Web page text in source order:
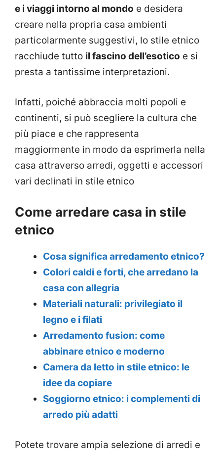
e i viaggi intorno al mondo e desidera
creare nella propria casa ambienti
particolarmente suggestivi, lo stile etnico
racchiude tutto il fascino dell’esotico e si
presta a tantissime interpretazioni.
Infatti, poiché abbraccia molti popoli e
continenti, si può scegliere la cultura che
più piace e che rappresenta
maggiormente in modo da esprimerla nella
casa attraverso arredi, oggetti e accessori
vari declinati in stile etnico
Come arredare casa in stile
etnico
Cosa significa arredamento etnico?
Colori caldi e forti, che arredano la
casa con allegria
Materiali naturali: privilegiato il
legno e i filati
Arredamento fusion: come
abbinare etnico e moderno
Camera da letto in stile etnico: le
idee da copiare
Soggiorno etnico: i complementi di
arredo più adatti
Potete trovare ampia selezione di arredi e